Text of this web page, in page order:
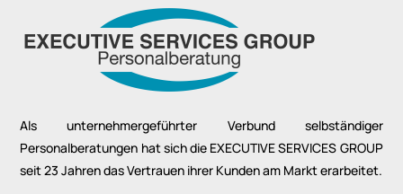
Als unternehmergeführter Verbund selbständiger
Personalberatungen hat sich die EXECUTIVE SERVICES GROUP
seit 23 Jahren das Vertrauen ihrer Kunden am Markt erarbeitet.